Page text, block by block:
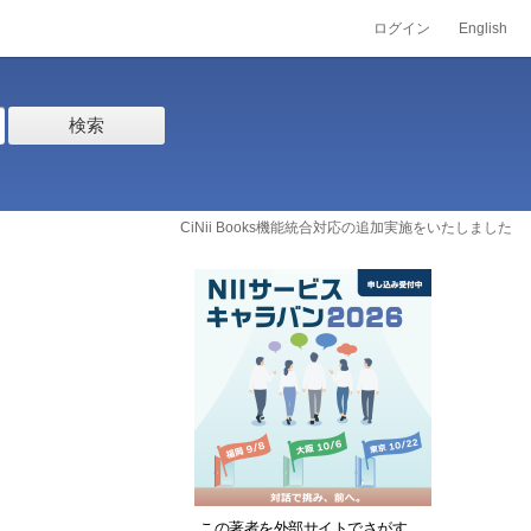
ログイン English
検索
CiNii Books機能統合対応の追加実施をいたしました